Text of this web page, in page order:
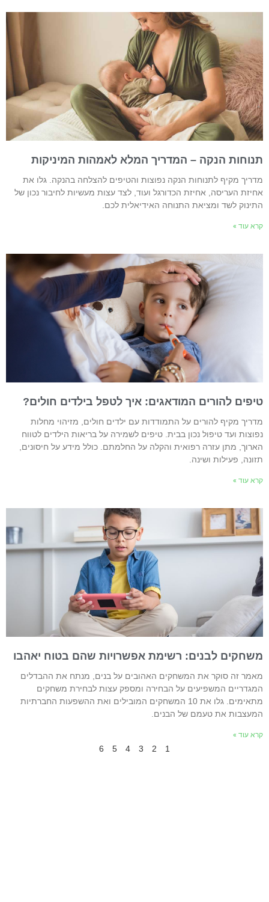
הנקה – המדריך המלא לאמהות המיניקות
מקיף לתנוחות הנקה נפוצות והטיפים להצלחה בהנקה. גלו את
העריסה, אחיזת הכדורגל ועוד, לצד עצות מעשיות לחיבור נכון של
לשד ומציאת התנוחה האידיאלית לכם.
עוד »
להורים המודאגים: איך לטפל בילדים חולים?
מקיף להורים על התמודדות עם ילדים חולים, מזיהוי מחלות
ועד טיפול נכון בבית. טיפים לשמירה על בריאות הילדים לטווח
מתן עזרה רפואית והקלה על החלמתם. כולל מידע על חיסונים,
פעילות ושינה.
עוד »
לבנים: רשימת אפשרויות שהם בטוח יאהבו
זה סוקר את המשחקים האהובים על בנים, מנתח את ההבדלים
המשפיעים על הבחירה ומספק עצות לבחירת משחקים
מתאימים. גלו את 10 המשחקים המובילים ואת ההשפעות החברתיות
את טעמם של הבנים.
עוד »
4
5
6